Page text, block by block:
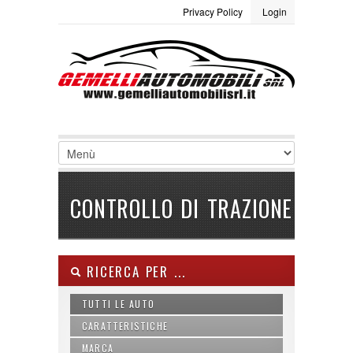
LOGIN
Username :
Ricordami
Registrati |Non ricordi la password
Login
Privacy Policy
CONTROLLO DI TRAZIONE
RICERCA PER ...
TUTTI LE AUTO
CARATTERISTICHE
MARCA